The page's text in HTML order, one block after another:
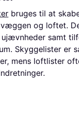
bruges til at
og loftet.
ujævnheder samt
Skyggelister er
mens loftlister